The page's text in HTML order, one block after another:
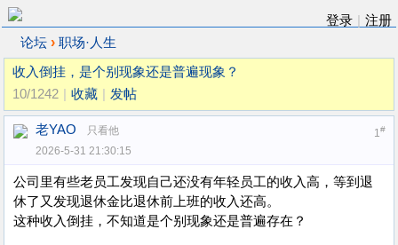
登录
注册
论坛 › 职场·人生
收入倒挂，是个别现象还是普遍现象？
10/1242
收藏 发帖
1#
老YAO
只看他
2026-5-31 21:30:15
公司里有些老员工发现自己还没有年轻员工的收入高，等到退
休了又发现退休金比退休前上班的收入还高。
这种收入倒挂，不知道是个别现象还是普遍存在？